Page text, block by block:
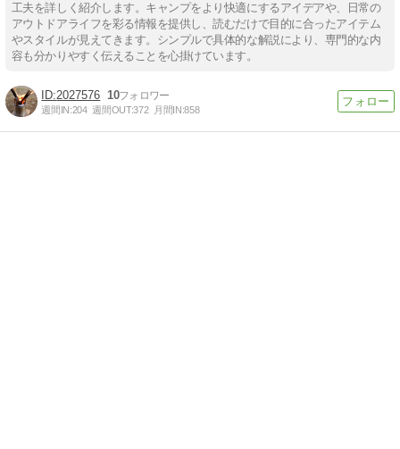
工夫を詳しく紹介します。キャンプをより快適にするアイデアや、日常の
アウトドアライフを彩る情報を提供し、読むだけで目的に合ったアイテム
やスタイルが見えてきます。シンプルで具体的な解説により、専門的な内
容も分かりやすく伝えることを心掛けています。
2027576 10
週間IN:204 週間OUT:372 月間IN:858